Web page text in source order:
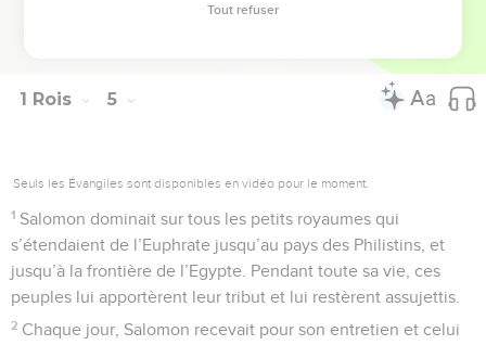
La Bible Du Semeur Copyright © 1992, 1999 by Biblica, Inc.® Used by permission.
1 Rois 5
Seuls les Évangiles sont disponibles en vidéo pour le moment.
1 Salomon dominait sur tous les petits royaumes qui
s’étendaient de l’Euphrate jusqu’au pays des Philistins, et
jusqu’à la frontière de l’Egypte. Pendant toute sa vie, ces
peuples lui apportèrent leur tribut et lui restèrent assujettis.
2 Chaque jour, Salomon recevait pour son entretien et celui
Tout refuser